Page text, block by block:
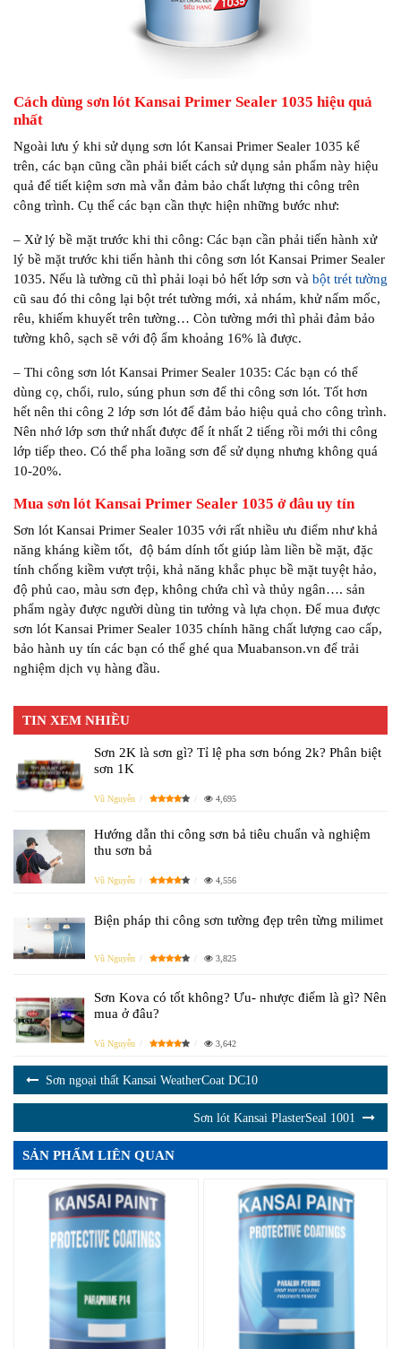
Cách dùng sơn lót Kansai Primer Sealer 1035 hiệu quả
nhất
Ngoài lưu ý khi sử dụng sơn lót Kansai Primer Sealer 1035 kể
trên, các bạn cũng cần phải biết cách sử dụng sản phẩm này hiệu
quả để tiết kiệm sơn mà vẫn đảm bảo chất lượng thi công trên
công trình. Cụ thể các bạn cần thực hiện những bước như:
– Xử lý bề mặt trước khi thi công: Các bạn cần phải tiến hành xử
lý bề mặt trước khi tiến hành thi công sơn lót Kansai Primer Sealer
1035. Nếu là tường cũ thì phải loại bỏ hết lớp sơn và bột trét tường
cũ sau đó thi công lại bột trét tường mới, xả nhám, khử nấm mốc,
rêu, khiếm khuyết trên tường… Còn tường mới thì phải đảm bảo
tường khô, sạch sẽ với độ ẩm khoảng 16% là được.
– Thi công sơn lót Kansai Primer Sealer 1035: Các bạn có thể
dùng cọ, chổi, rulo, súng phun sơn để thi công sơn lót. Tốt hơn
hết nên thi công 2 lớp sơn lót để đảm bảo hiệu quả cho công trình.
Nên nhớ lớp sơn thứ nhất được để ít nhất 2 tiếng rồi mới thi công
lớp tiếp theo. Có thể pha loãng sơn để sử dụng nhưng không quá
10-20%.
Mua sơn lót Kansai Primer Sealer 1035 ở đâu uy tín
Sơn lót Kansai Primer Sealer 1035 với rất nhiều ưu điểm như khả
năng kháng kiềm tốt, độ bám dính tốt giúp làm liền bề mặt, đặc
tính chống kiềm vượt trội, khả năng khắc phục bề mặt tuyệt hảo,
độ phủ cao, màu sơn đẹp, không chứa chì và thủy ngân…. sản
phẩm ngày được người dùng tin tưởng và lựa chọn. Để mua được
sơn lót Kansai Primer Sealer 1035 chính hãng chất lượng cao cấp,
bảo hành uy tín các bạn có thể ghé qua Muabanson.vn để trải
nghiệm dịch vụ hàng đầu.
TIN XEM NHIỀU
Sơn 2K là sơn gì? Tỉ lệ pha sơn bóng 2k? Phân biệt
sơn 1K
Vũ Nguyễn 4,695
Hướng dẫn thi công sơn bả tiêu chuẩn và nghiệm
thu sơn bả
Vũ Nguyễn 4,556
Biện pháp thi công sơn tường đẹp trên từng milimet
Vũ Nguyễn 3,825
Sơn Kova có tốt không? Ưu- nhược điểm là gì? Nên
mua ở đâu?
Vũ Nguyễn 3,642
Sơn ngoại thất Kansai WeatherCoat DC10
Sơn lót Kansai PlasterSeal 1001
SẢN PHẨM LIÊN QUAN